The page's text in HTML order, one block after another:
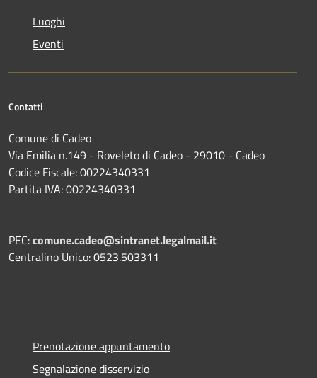
Luoghi
Eventi
Contatti
Comune di Cadeo
Via Emilia n.149 - Roveleto di Cadeo - 29010 - Cadeo
Codice Fiscale: 00224340331
Partita IVA: 00224340331
PEC:comune.cadeo@sintranet.legalmail.it
Centralino Unico: 0523.503311
Prenotazione appuntamento
Segnalazione disservizio